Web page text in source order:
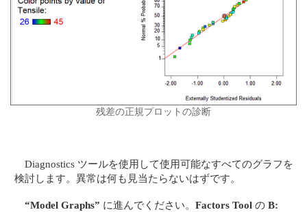
残差の正規プロットの診断
Diagnostics ツールを使用して使用可能なすべてのグラフを
検討します。異常は何も見当たらないはずです。
“Model Graphs” に進んでください。Factors ToolのB: